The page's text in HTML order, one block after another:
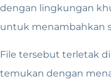
dengan lingkungan
untuk menambahkan
File tersebut terletak di
temukan dengan